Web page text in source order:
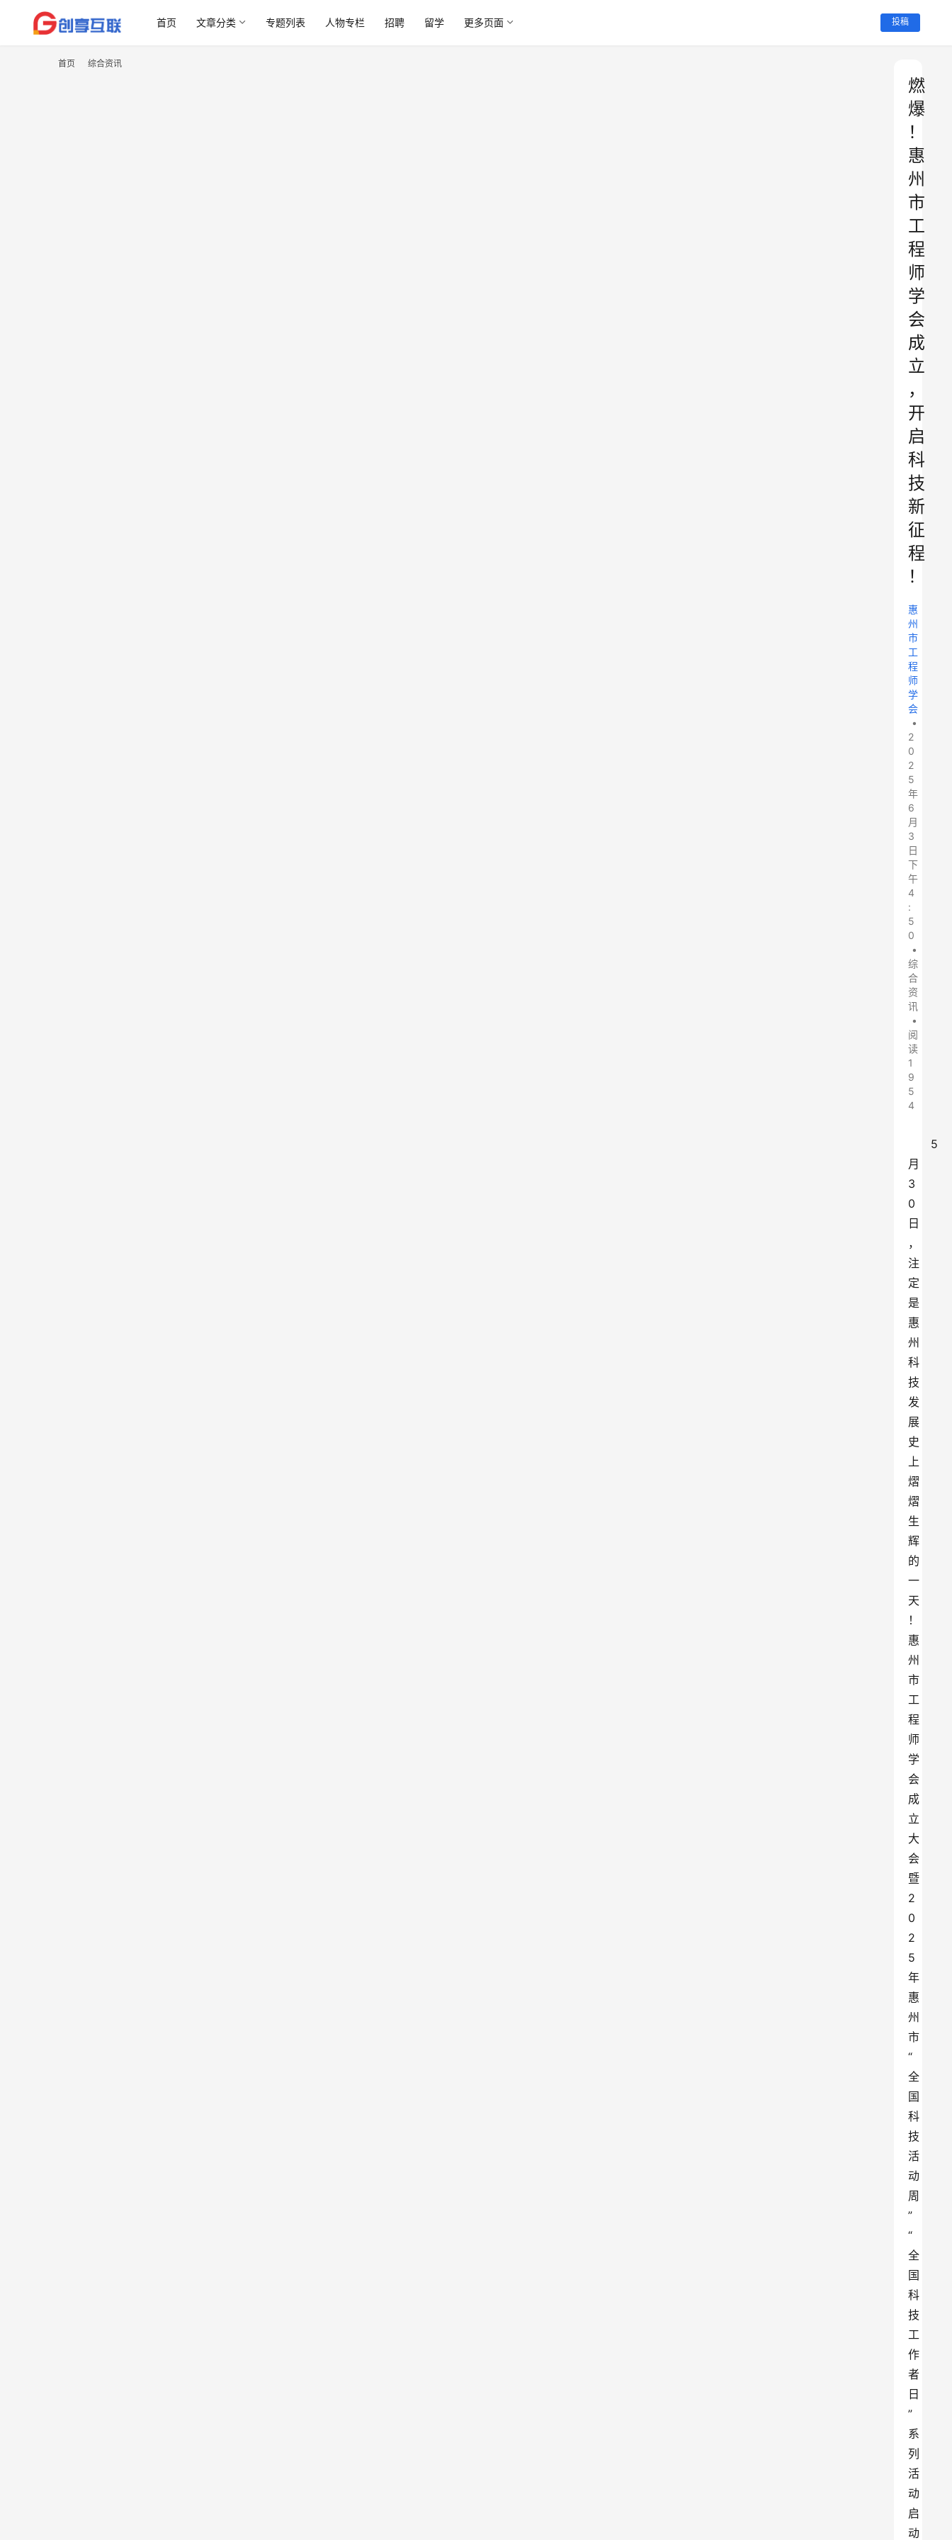
首页 文章分类 专题列表 人物专栏 招聘 留学 更多页面 投稿
首页 综合资讯
燃
爆
！
惠
州
市
工
程
师
学
会
成
立
，
开
启
科
技
新
征
程
！
惠
州
市
工
程
师
学
会
•
2
0
2
5
年
6
月
3
日
下
午
4
:
5
0
•
综
合
资
讯
•
阅
读
1
9
5
4
5
月
3
0
日
，
注
定
是
惠
州
科
技
发
展
史
上
熠
熠
生
辉
的
一
天
！
惠
州
市
工
程
师
学
会
成
立
大
会
暨
2
0
2
5
年
惠
州
市
“
全
国
科
技
活
动
周
”
“
全
国
科
技
工
作
者
日
”
系
列
活
动
启
动